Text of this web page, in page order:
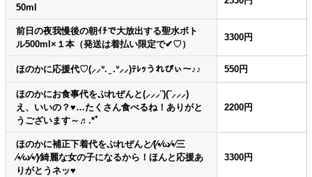
50ml
前日の夜我慢後の朝ｲﾁで大放出する聖水ボト
ル500ml×１本（発送は着払い限定で✔︎♡）
3300円
ほのかに応援代♡(⸝⸝ᐡ. ̫ .ᐡ⸝⸝)ﾃﾚｯうれぴぃ～♪♪ 550円
ほのかにお食事代をぷれぜんと(⸝⸝⸝¨)(¨⸝⸝⸝)
え、いいの？♥…たくさん食べるね！ありがと
うございます～♬.*ﾟ
2200円
ほのかに補正下着代をぷれぜんと⁄(⁄•⁄ω⁄•⁄三
⁄•⁄ω⁄•⁄)⁄綺麗な女の子になるから！ほんと応援あ
りがとうネッ♥
3300円